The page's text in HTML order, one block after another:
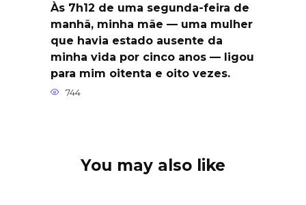
Às 7h12 de uma segunda-feira de
manhã, minha mãe — uma mulher
que havia estado ausente da
minha vida por cinco anos — ligou
para mim oitenta e oito vezes.
744
You may also like